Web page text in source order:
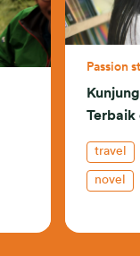
Passion
Terbaik
travel
novel